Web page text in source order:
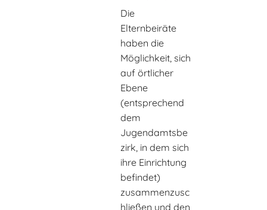
Die
Elternbeiräte
haben die
Möglichkeit, sich
auf örtlicher
Ebene
(entsprechend
dem
Jugendamtsbe
zirk, in dem sich
ihre Einrichtung
befindet)
zusammenzusc
hließen und den